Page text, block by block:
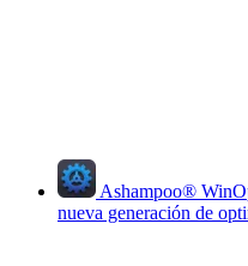
Ashampoo®
nueva generación de